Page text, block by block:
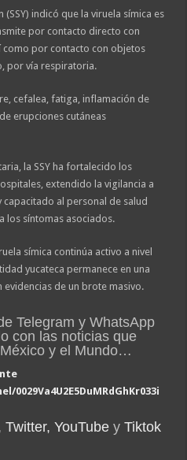
(SSY) indicó que la viruela símica es
por contacto directo con
como por contacto con objetos
por vía respiratoria.
cefalea, fatiga, inflamación de
erupciones cutáneas
la SSY ha fortalecido los
extendido la vigilancia a
al personal de salud
los síntomas asociados.
símica continúa activo a nivel
yucateca permanece en una
de un brote masivo.
Telegram y WhatsApp
con las noticias que
y el Mundo…
Twitter, YouTube yTiktok